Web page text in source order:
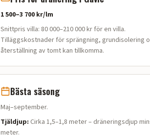
1 500–3 700 kr/lm
Snittpris villa: 80 000–210 000 kr för en villa.
Tilläggskostnader för sprängning, grundisolering
återställning av tomt kan tillkomma.
Bästa säsong
Maj–september.
Tjäldjup: Cirka 1,5–1,8 meter – dräneringsdjup
meter.